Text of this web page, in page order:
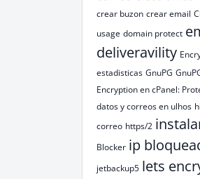
crear buzon crear email
usage domain protect
deliveravility
estadisticas GnuPG
Encryption en cPanel:
datos y correos en ulhos
correo https/2
Blocker ip
jetbackup5 lets